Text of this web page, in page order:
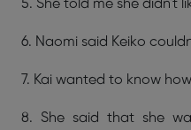
5. She told me she didn't
6. Naomi said Keiko
7. Kai wanted to know
8. She said that she